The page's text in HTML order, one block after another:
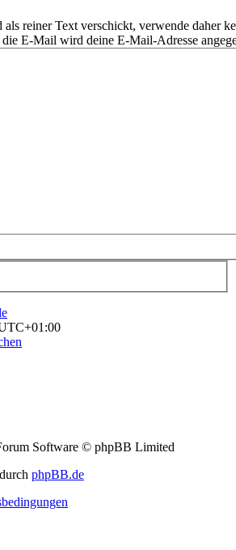
als reiner Text verschickt, verwende daher
E-Mail wird deine E-Mail-Adresse
Software © phpBB Limited
phpBB.de